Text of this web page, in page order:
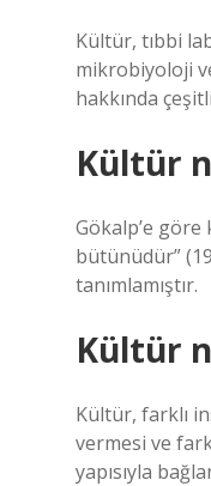
Kültür, tıbbi
mikrobiyoloji
hakkında
Kültür
Gökalp’e
bütünüdür”
tanımlamıştır.
Kültür
Kültür, farklı
vermesi ve
yapısıyla